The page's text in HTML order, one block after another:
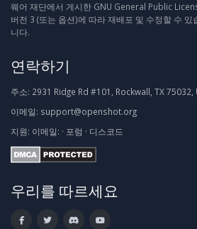
웨어 재단에서 게시한 GNU General Public
버전 3 (또는 옵션)에 따라 재배포 및 수정할 수 있
니다.
연락하기
주소: 2931 Ridge Rd #101, Rockwall, TX
이메일: support@openshot.org
지원: 이메일: · 포럼 · 디스코드
우리를 따르세요